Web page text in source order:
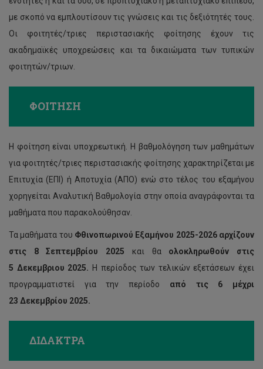
με σκοπό να εμπλουτίσουν τις γνώσεις και τις δεξιότητές τους.
Οι φοιτητές/τριες περιστασιακής φοίτησης έχουν τις
ακαδημαϊκές υποχρεώσεις και τα δικαιώματα των τυπικών
φοιτητών/τριων.
ΦΟΙΤΗΣΗ
Η φοίτηση είναι υποχρεωτική. Η βαθμολόγηση των μαθημάτων
για φοιτητές/τριες περιστασιακής φοίτησης χαρακτηρίζεται με
Επιτυχία (ΕΠΙ) ή Αποτυχία (ΑΠΟ) ενώ στο τέλος του εξαμήνου
χορηγείται Αναλυτική Βαθμολογία στην οποία αναγράφονται τα
μαθήματα που παρακολούθησαν.
Τα μαθήματα του Φθινοπωρινού Εξαμήνου 2025-2026 αρχίζουν
στις 8 Σεπτεμβρίου 2025 και θα ολοκληρωθούν στις
5 Δεκεμβριου 2025. Η περίοδος των τελικών εξετάσεων έχει
προγραμματιστεί για την περίοδο από τις 6 μέχρι
23 Δεκεμβρίου 2025.
ΔΙΔΑΚΤΡΑ